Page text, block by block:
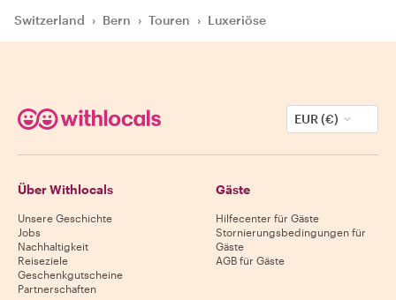
Switzerland › Bern › Touren › Luxeriöse
EUR (€)
Über Withlocals
Unsere Geschichte
Jobs
Nachhaltigkeit
Reiseziele
Geschenkgutscheine
Partnerschaften
Gäste
Hilfecenter für Gäste
Stornierungsbedingungen für
Gäste
AGB für Gäste